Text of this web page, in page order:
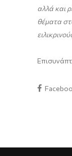
αλλά και
θέματα